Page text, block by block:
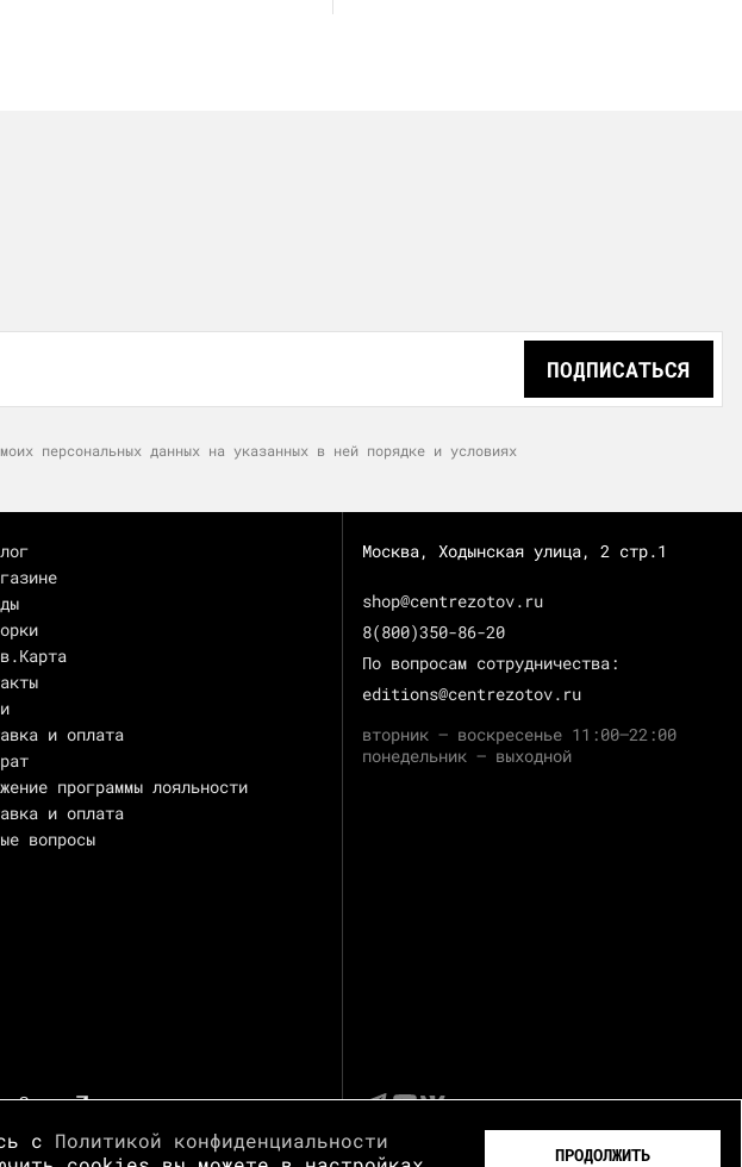
ПОДПИСАТЬСЯ
персональных данных на указанных в ней порядке и условиях
и оплата
программы лояльности
и оплата
вопросы
Зотов
Москва, Ходынская улица, 2 стр.1
shop@centrezotov.ru
8(800)350-86-20
По вопросам сотрудничества:
editions@centrezotov.ru
вторник — воскресенье 11:00–22:00
понедельник — выходной
с Политикой конфиденциальности
ПРОДОЛЖИТЬ